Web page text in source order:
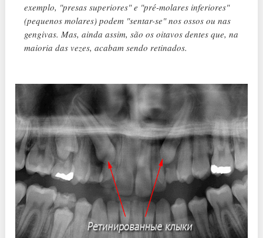
exemplo, "presas superiores" e "pré-molares inferiores"
(pequenos molares) podem "sentar-se" nos ossos ou nas
gengivas. Mas, ainda assim, são os oitavos dentes que, na
maioria das vezes, acabam sendo retinados.